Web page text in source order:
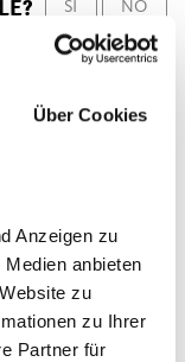
Über Cookies
Anzeigen zu
anbieten
zu
zu Ihrer
Partner für
SÌ NO